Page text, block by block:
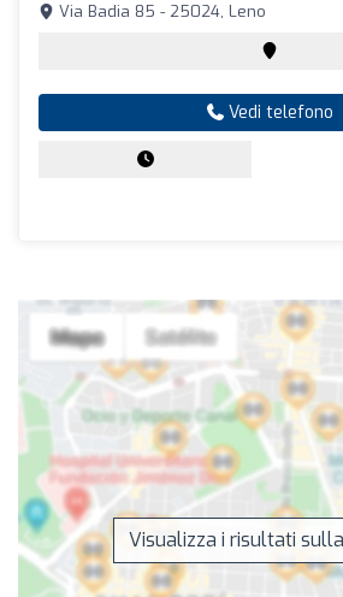
Via Badia 85 - 25024, Leno
Vedi telefono
Visualizza i risultati